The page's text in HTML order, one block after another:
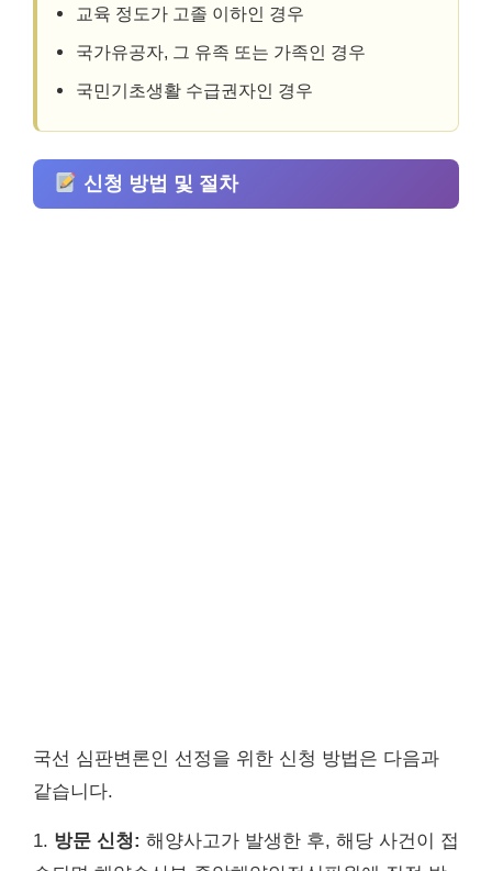
교육 정도가 고졸 이하인 경우
국가유공자, 그 유족 또는 가족인 경우
국민기초생활 수급권자인 경우
신청 방법 및 절차
국선 심판변론인 선정을 위한 신청 방법은 다음과
같습니다.
1. 방문 신청: 해양사고가 발생한 후, 해당 사건이 접